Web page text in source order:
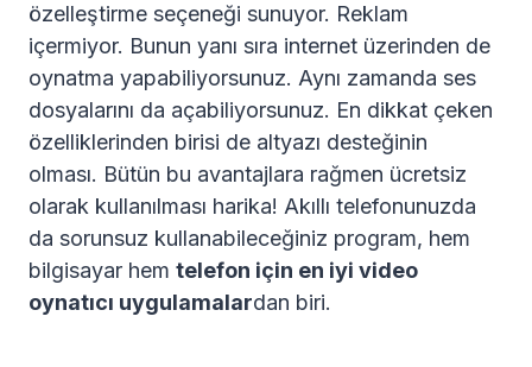
özelleştirme seçeneği sunuyor. Reklam
içermiyor. Bunun yanı sıra internet üzerinden de
oynatma yapabiliyorsunuz. Aynı zamanda ses
dosyalarını da açabiliyorsunuz. En dikkat çeken
özelliklerinden birisi de altyazı desteğinin
olması. Bütün bu avantajlara rağmen ücretsiz
olarak kullanılması harika! Akıllı telefonunuzda
da sorunsuz kullanabileceğiniz program, hem
bilgisayar hem telefon için en iyi video
oynatıcı uygulamalardan biri.